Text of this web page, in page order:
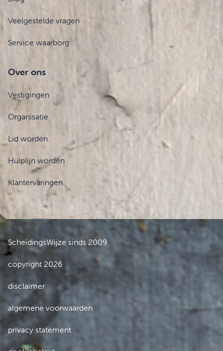
Veelgestelde vragen
Service waarborg
Over ons
Vestigingen
Organisatie
Lid worden
Hulplijn worden
Klantervaringen
ScheidingsWijze sinds 2009
copyright 2026
disclaimer
algemene voorwaarden
privacy statement